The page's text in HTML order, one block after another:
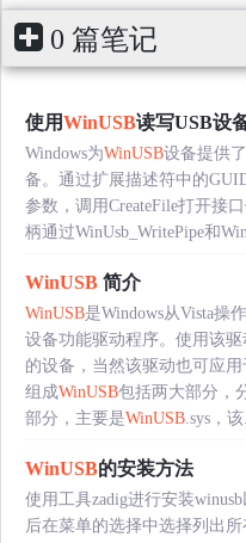
0 篇笔记
使用WinUSB读写USB设
Windows为WinUSB设备提供
备。通过扩展描述符中的
参数，调用CreateFile打开接
柄通过WinUsb_WritePipe和
WinUSB 简介
WinUSB是Windows从Vista操
设备功能驱动程序。使用该
的设备，当然该驱动也可应用
组成WinUSB包括两大部分，
部分，主要是WinUSB.sys，
WinUSB的安装方法
使用工具zadig进行安装
后在菜单的选择中选择列出